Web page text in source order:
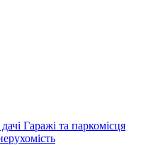
Гаражі та паркомісця